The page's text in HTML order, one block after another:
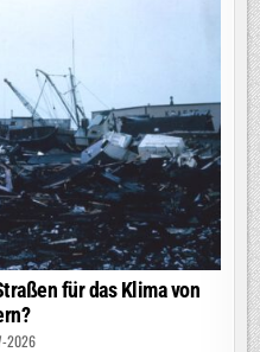
für das Klima von
2026